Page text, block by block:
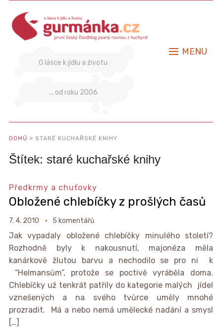
O lásce k jídlu a životu
... od roku 2006
MENU
DOMŮ » STARÉ KUCHAŘSKÉ KNIHY
Štítek: staré kuchařské knihy
Předkrmy a chuťovky
Obložené chlebíčky z prošlých časů
7. 4. 2010 5 komentářů
Jak vypadaly obložené chlebíčky minulého století?
Rozhodně byly k nakousnutí, majonéza měla
kanárkově žlutou barvu a nechodilo se pro ni k
“Helmansům”, protože se poctivě vyráběla doma.
Chlebíčky už tenkrát patřily do kategorie malých jídel
vznešených a na svého tvůrce uměly mnohé
prozradit. Má a nebo nemá umělecké nadání a smysl
[…]